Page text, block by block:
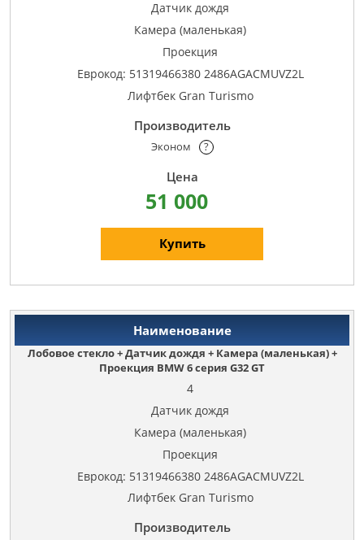
Датчик дождя
Камера (маленькая)
Проекция
Еврокод: 51319466380 2486AGACMUVZ2L
Лифтбек Gran Turismo
Эконом ?
51 000
Купить
Лобовое стекло + Датчик дождя + Камера (маленькая) +
Проекция BMW 6 серия G32 GT
4
Датчик дождя
Камера (маленькая)
Проекция
Еврокод: 51319466380 2486AGACMUVZ2L
Лифтбек Gran Turismo